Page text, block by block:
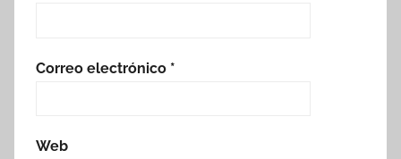
Correo electrónico *
Web